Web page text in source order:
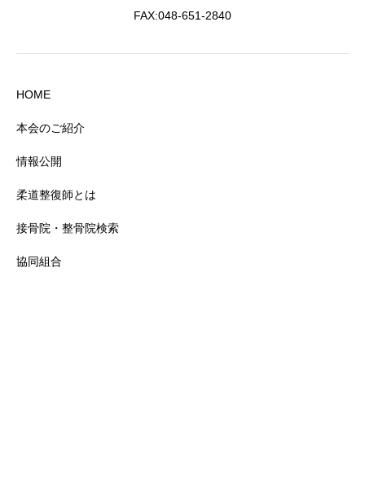
FAX:048-651-2840
HOME
本会のご紹介
情報公開
柔道整復師とは
接骨院・整骨院検索
協同組合